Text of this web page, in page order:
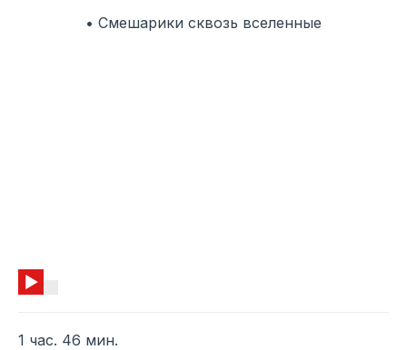
• Смешарики сквозь вселенные
1 час. 46 мин.